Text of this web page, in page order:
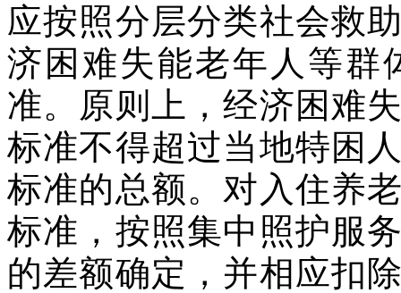
应按照分层分类社会救
济困难失能老年人等群
准。原则上，经济困难
标准不得超过当地特困
标准的总额。对入住养
标准，按照集中照护服
的差额确定，并相应扣